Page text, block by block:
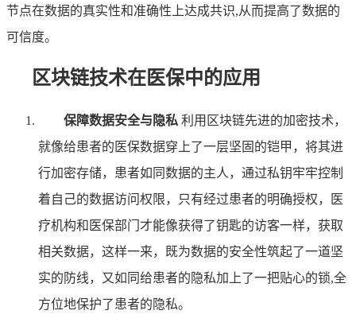
节点在数据的真实性和准确性上达成共识,从而提高了数据的
可信度。
区块链技术在医保中的应用
保障数据安全与隐私 利用区块链先进的加密技术，
就像给患者的医保数据穿上了一层坚固的铠甲，将其进
行加密存储，患者如同数据的主人，通过私钥牢牢控制
着自己的数据访问权限，只有经过患者的明确授权，医
疗机构和医保部门才能像获得了钥匙的访客一样，获取
相关数据，这样一来，既为数据的安全性筑起了一道坚
实的防线，又如同给患者的隐私加上了一把贴心的锁,全
方位地保护了患者的隐私。